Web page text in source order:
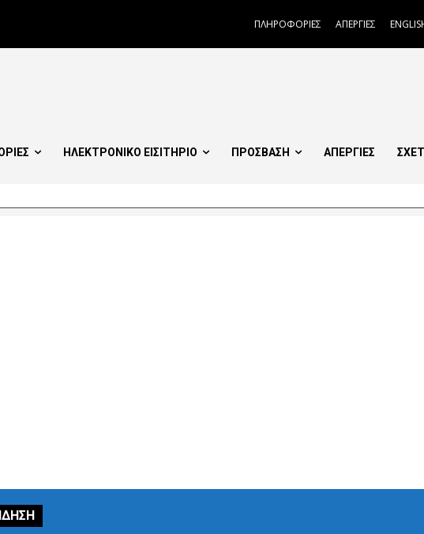
ΠΛΗΡΟΦΟΡΙΕΣ ΑΠΕΡΓΙΕΣ
ΗΛΕΚΤΡΟΝΙΚΟ ΕΙΣΙΤΗΡΙΟ ΠΡΟΣΒΑΣΗ ΑΠΕΡΓΙΕΣ